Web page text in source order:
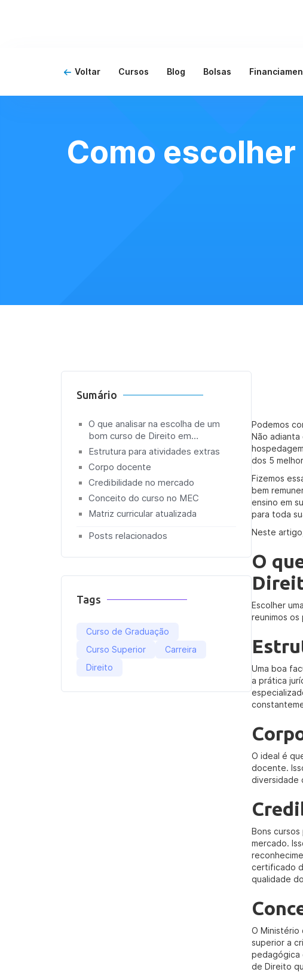
Voltar Cursos Blog Bolsas
Como
Sumário
O que analisar na escolha de um
bom curso de Direito em
Tocantins?
Estrutura para atividades extras
Corpo docente
Credibilidade no mercado
Conceito do curso no MEC
Matriz curricular atualizada
Posts relacionados
Tags
Curso de Graduação
Curso Superior
Carreira
Direito
Podemos
Não
dos 5
Fizemos
bem
ensino em
para toda
Neste
O
Escolher
reunimos os
Uma boa
a prática
O ideal é
docente.
diversidade
Bons
mercado.
certificado
qualidade
O Ministério
superior a
pedagógica
de Direito